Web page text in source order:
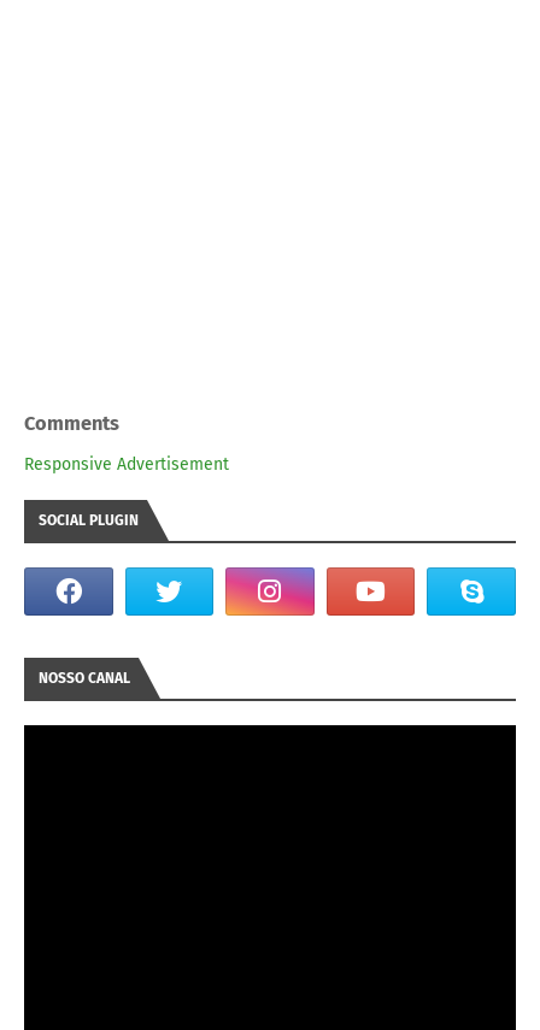
Comments
Responsive Advertisement
SOCIAL PLUGIN
NOSSO CANAL